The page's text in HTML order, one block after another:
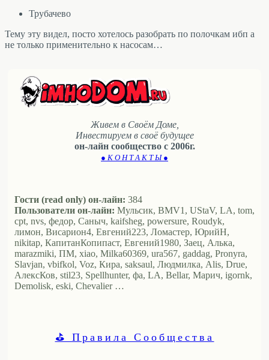
Трубачево
Тему эту видел, посто хотелось разобрать по полочкам ибп а
не только применительно к насосам…
Живем в Своём Доме,
Инвестируем в своё будущее
он-лайн сообщество с 2006г.
● К О Н Т А К Т Ы ●
Гости (read only) он-лайн: 384
Пользователи он-лайн: Мульсик, BMV1, UStaV, LA, tom,
cpt, nvs, федор, Саныч, kaifsheg, powersure, Roudyk,
лимон, Висариoн4, Евгений223, Ломастер, ЮрийН,
nikitap, КапитанКопипаст, Евгений1980, Заец, Алька,
marazmiki, ПМ, xiao, Milka60369, ura567, gaddag, Pronyra,
Slavjan, vbifkol, Voz, Кира, saksaul, Людмилка, Alis, Drue,
АлексКов, stil23, Spellhunter, фа, LA, Bellar, Марич, igornk,
Demolisk, eski, Chevalier …
⛳ Правила Сообщества